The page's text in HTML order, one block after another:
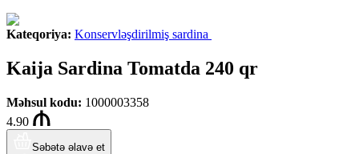
Kateqoriya: Konservləşdirilmiş sardina
Kaija Sardina Tomatda 240 qr
Məhsul kodu: 1000003358
4.90
Səbətə əlavə et